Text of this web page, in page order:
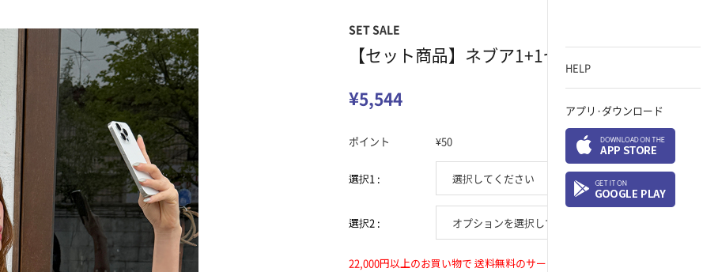
HELP
アプリ·ダウンロード
SET SALE
【セット商品】ネブア1+1セット
¥5,544
ポイント ¥50
選択1 :
選択2 :
22,000円以上のお買い物で 送料無料のサービス